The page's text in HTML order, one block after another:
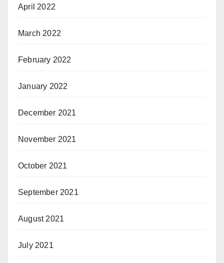
April 2022
March 2022
February 2022
January 2022
December 2021
November 2021
October 2021
September 2021
August 2021
July 2021